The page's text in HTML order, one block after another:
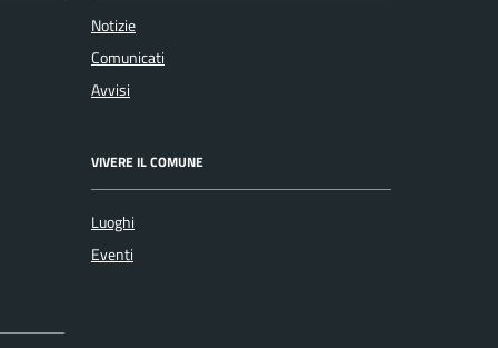
Notizie
Comunicati
Avvisi
VIVERE IL COMUNE
Luoghi
Eventi